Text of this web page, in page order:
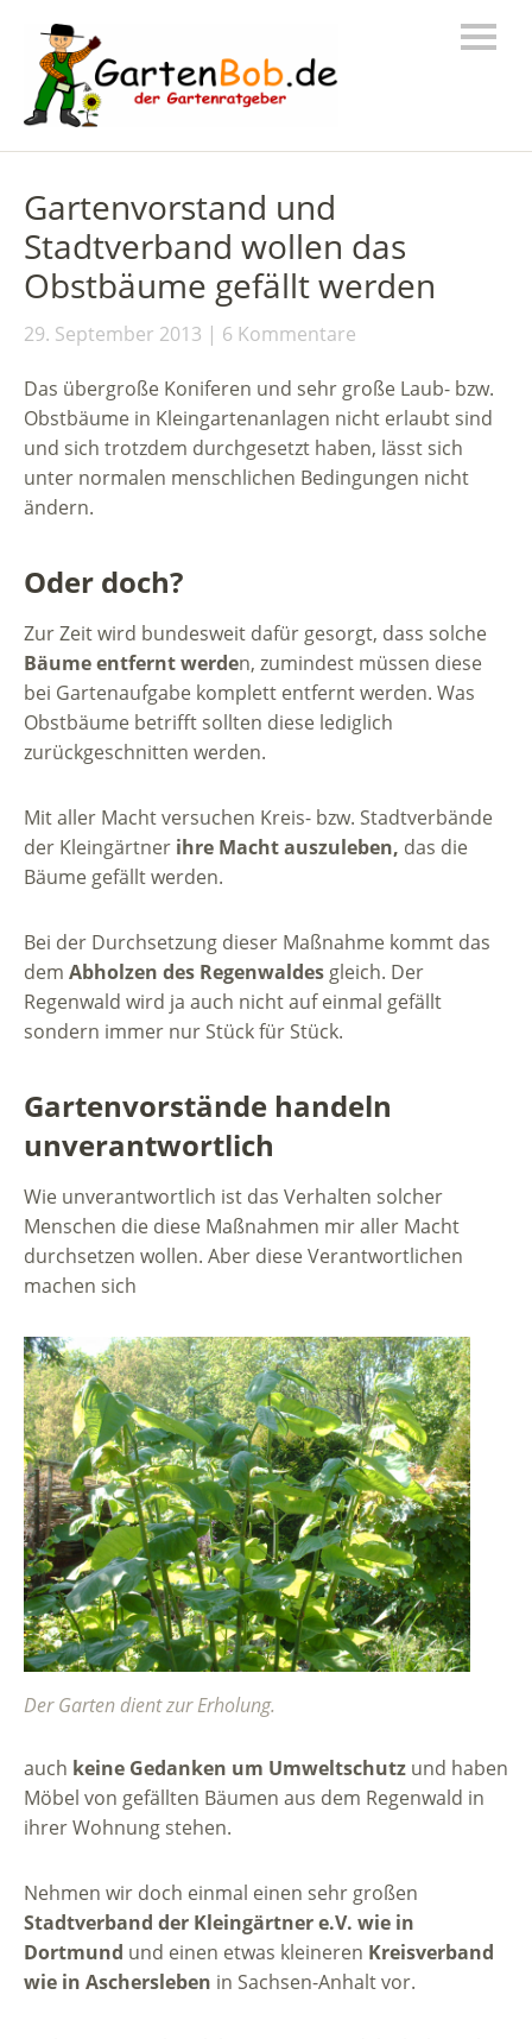
Gartenvorstand und
Stadtverband wollen das
Obstbäume gefällt werden
29. September 2013 6 Kommentare
Das übergroße Koniferen und sehr große Laub- bzw.
Obstbäume in Kleingartenanlagen nicht erlaubt sind
und sich trotzdem durchgesetzt haben, lässt sich
unter normalen menschlichen Bedingungen nicht
ändern.
Oder doch?
Zur Zeit wird bundesweit dafür gesorgt, dass solche
Bäume entfernt werden, zumindest müssen diese
bei Gartenaufgabe komplett entfernt werden. Was
Obstbäume betrifft sollten diese lediglich
zurückgeschnitten werden.
Mit aller Macht versuchen Kreis- bzw. Stadtverbände
der Kleingärtner ihre Macht auszuleben, das die
Bäume gefällt werden.
Bei der Durchsetzung dieser Maßnahme kommt das
dem Abholzen des Regenwaldes gleich. Der
Regenwald wird ja auch nicht auf einmal gefällt
sondern immer nur Stück für Stück.
Gartenvorstände handeln
unverantwortlich
Wie unverantwortlich ist das Verhalten solcher
Menschen die diese Maßnahmen mir aller Macht
durchsetzen wollen. Aber diese Verantwortlichen
machen sich
Der Garten dient zur Erholung.
auch keine Gedanken um Umweltschutz und haben
Möbel von gefällten Bäumen aus dem Regenwald in
ihrer Wohnung stehen.
Nehmen wir doch einmal einen sehr großen
Stadtverband der Kleingärtner e.V. wie in
Dortmund und einen etwas kleineren Kreisverband
wie in Aschersleben in Sachsen-Anhalt vor.